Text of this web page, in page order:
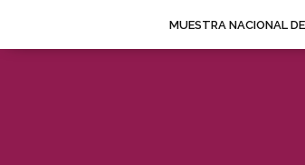
MUESTRA NACIONAL